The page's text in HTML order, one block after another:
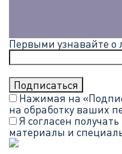
Первыми узнавайте
Нажимая на
на обработку ваших
Я согласен
материалы и